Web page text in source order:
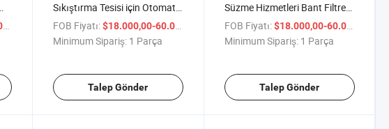
/ Parça
Sıkıştırma Tesisi için Otomatik
Bant Filtre Presi
FOB Fiyatı: $18.000,00-60.000,00
/ Parça
Minimum Sipariş: 1 Parça
Talep Gönder
Süzme Hizmetleri Bant Filtre
Presi
FOB Fiyatı: $18.000,00-60.000,00
Minimum Sipariş: 1 Parça
Talep Gönder